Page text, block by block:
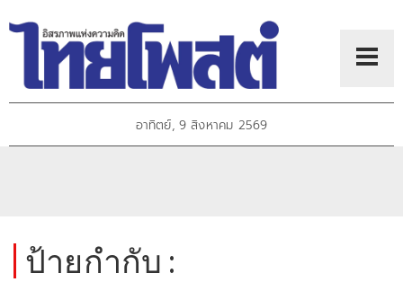
อาทิตย์, 9 สิงหาคม 2569
ป้ายกำกับ :